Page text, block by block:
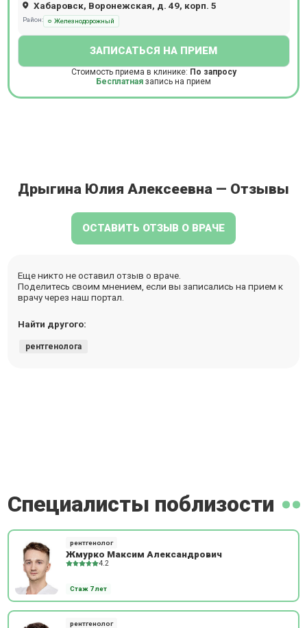
Хабаровск, Воронежская, д. 49, корп. 5
Район: Железнодорожный
ЗАПИСАТЬСЯ НА ПРИЕМ
Стоимость приема в клинике: По запросу
Бесплатная запись на прием
Дрыгина Юлия Алексеевна — Отзывы
ОСТАВИТЬ ОТЗЫВ О ВРАЧЕ
Еще никто не оставил отзыв о враче.
Поделитесь своим мнением, если вы записались на прием к
врачу через наш портал.
Найти другого:
рентгенолога
Специалисты поблизости
рентгенолог
Жмурко Максим Александрович
4.2
Стаж 7 лет
рентгенолог